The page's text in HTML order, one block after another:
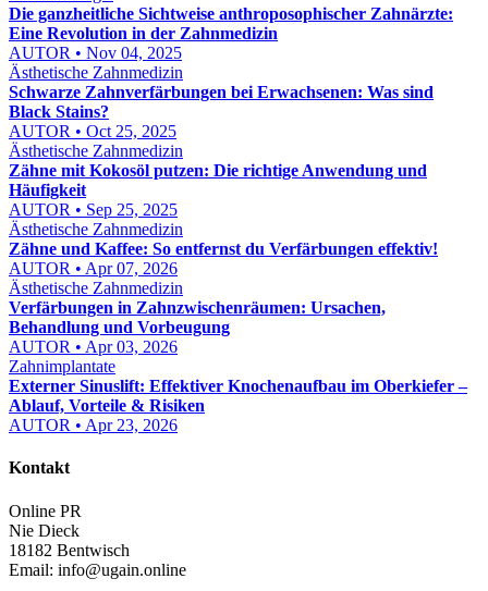
Die ganzheitliche Sichtweise anthroposophischer Zahnärzte:
Eine Revolution in der Zahnmedizin
AUTOR • Nov 04, 2025
Ästhetische Zahnmedizin
Schwarze Zahnverfärbungen bei Erwachsenen: Was sind
Black Stains?
AUTOR • Oct 25, 2025
Ästhetische Zahnmedizin
Zähne mit Kokosöl putzen: Die richtige Anwendung und
Häufigkeit
AUTOR • Sep 25, 2025
Ästhetische Zahnmedizin
Zähne und Kaffee: So entfernst du Verfärbungen effektiv!
AUTOR • Apr 07, 2026
Ästhetische Zahnmedizin
Verfärbungen in Zahnzwischenräumen: Ursachen,
Behandlung und Vorbeugung
AUTOR • Apr 03, 2026
Zahnimplantate
Externer Sinuslift: Effektiver Knochenaufbau im Oberkiefer –
Ablauf, Vorteile & Risiken
AUTOR • Apr 23, 2026
Kontakt
Online PR
Nie Dieck
18182 Bentwisch
Email: info@ugain.online